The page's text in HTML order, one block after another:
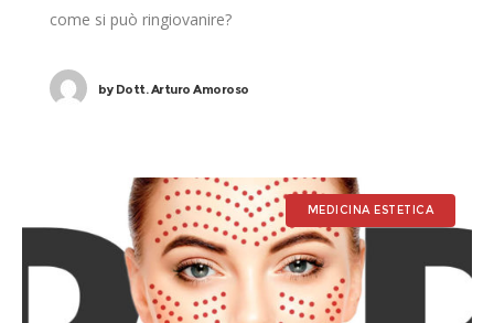
come si può ringiovanire?
byDott. Arturo Amoroso
MEDICINA ESTETICA